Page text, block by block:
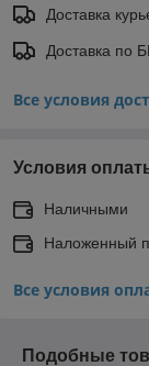
Доставка
Доставка по
Все условия
Условия
Наличными
Наложенный
Все условия
Подобные